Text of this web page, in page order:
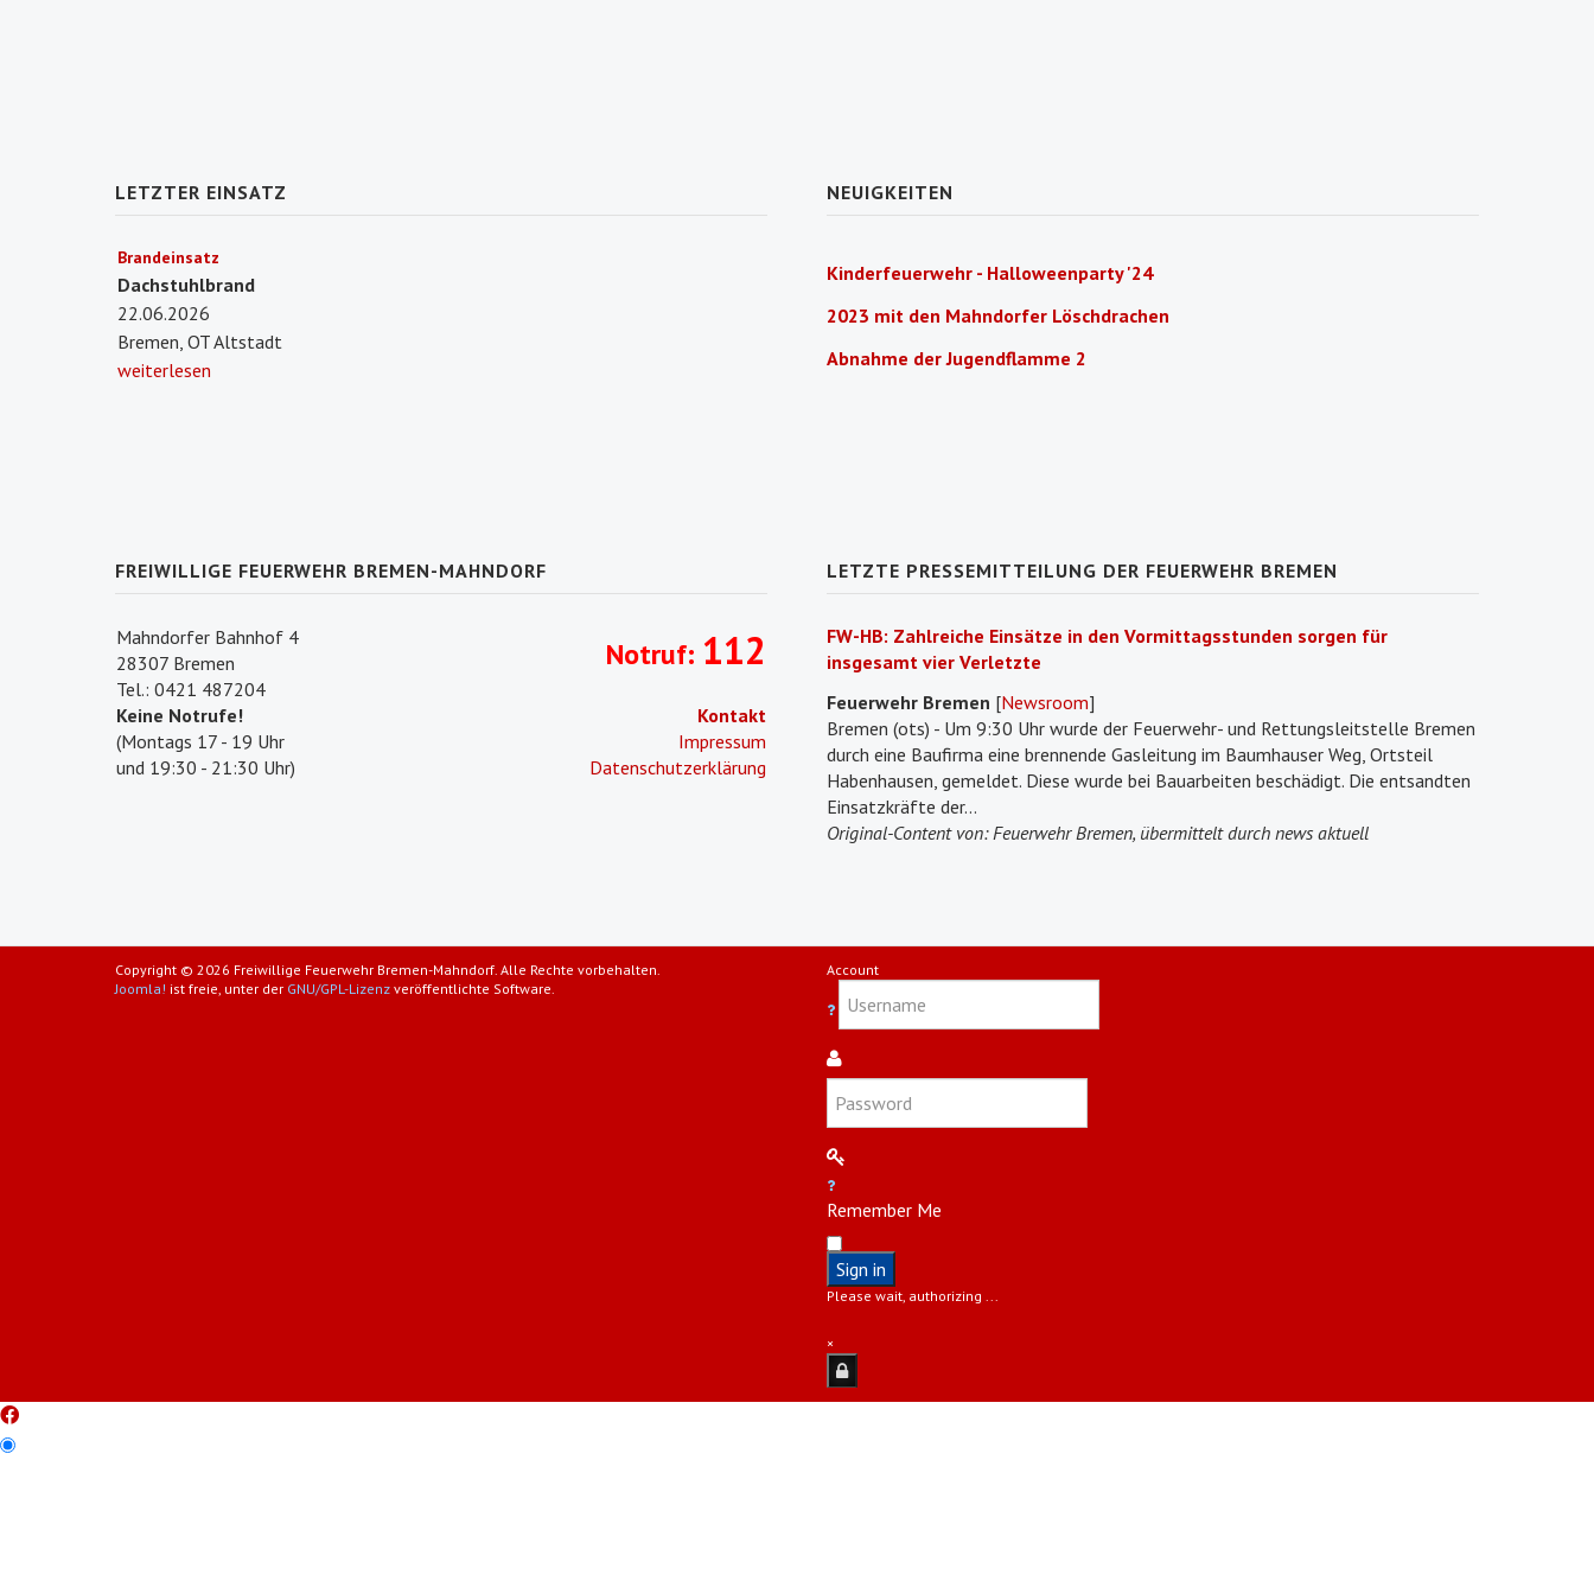
LETZTER EINSATZ
Brandeinsatz
Dachstuhlbrand
22.06.2026
Bremen, OT Altstadt
weiterlesen
NEUIGKEITEN
Kinderfeuerwehr - Halloweenparty '24
2023 mit den Mahndorfer Löschdrachen
Abnahme der Jugendflamme 2
FREIWILLIGE FEUERWEHR BREMEN-MAHNDORF
Mahndorfer Bahnhof 4
28307 Bremen
Tel.: 0421 487204
Keine Notrufe!
(Montags 17 - 19 Uhr
und 19:30 - 21:30 Uhr)
Notruf: 112
Kontakt
Impressum
Datenschutzerklärung
LETZTE PRESSEMITTEILUNG DER FEUERWEHR BREMEN
FW-HB: Zahlreiche Einsätze in den Vormittagsstunden sorgen für
insgesamt vier Verletzte
Feuerwehr Bremen [Newsroom]
Bremen (ots) - Um 9:30 Uhr wurde der Feuerwehr- und Rettungsleitstelle Bremen
durch eine Baufirma eine brennende Gasleitung im Baumhauser Weg, Ortsteil
Habenhausen, gemeldet. Diese wurde bei Bauarbeiten beschädigt. Die entsandten
Einsatzkräfte der...
Original-Content von: Feuerwehr Bremen, übermittelt durch news aktuell
Copyright © 2026 Freiwillige Feuerwehr Bremen-Mahndorf. Alle Rechte vorbehalten.
Joomla! ist freie, unter der GNU/GPL-Lizenz veröffentlichte Software.
Account
Remember Me
Sign in
Please wait, authorizing ...
×